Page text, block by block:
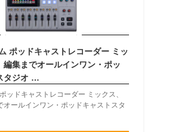
ポッドキャストレコーダー ミッ
編集までオールインワン・ポッ
タジオ …
ッドキャストレコーダー ミックス、
オールインワン・ポッドキャストスタ